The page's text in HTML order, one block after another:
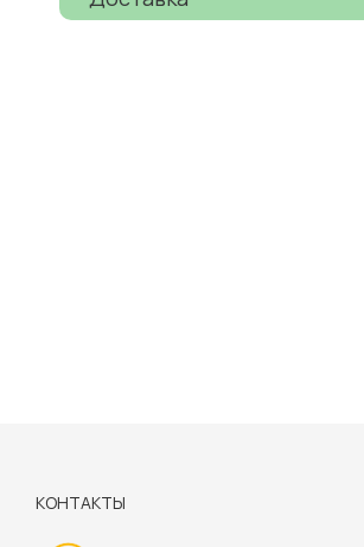
КОНТАКТЫ